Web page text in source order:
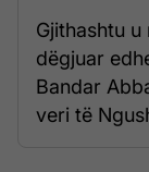
Gjithashtu
dëgjuar
Bandar
veri të